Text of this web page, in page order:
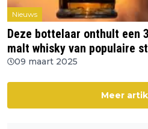
Nieuws
Deze bottelaar onthult een
malt whisky van populaire
09 maart 2025
Meer